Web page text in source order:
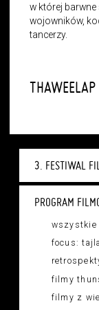
3. FESTIWAL
PROGRAM
wszystkie
focus:
filmy
filmy z
w której barwne
wojowników,
tancerzy.